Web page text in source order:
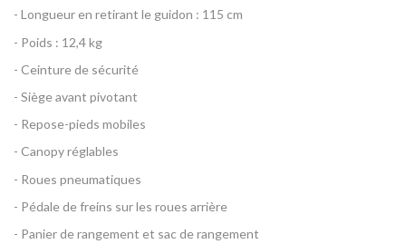
- Longueur en retirant le guidon : 115 cm
- Poids : 12,4 kg
- Ceinture de sécurité
- Siège avant pivotant
- Repose-pieds mobiles
- Canopy réglables
- Roues pneumatiques
- Pédale de freins sur les roues arrière
- Panier de rangement et sac de rangement